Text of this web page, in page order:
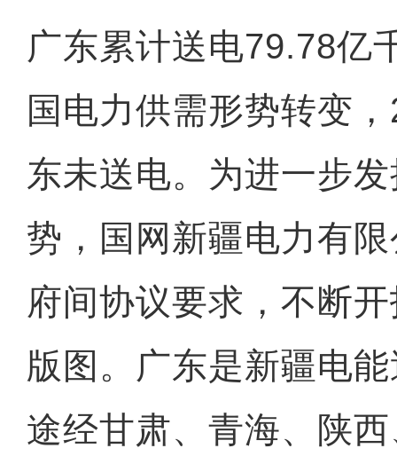
广东累计送电79.78亿
国电力供需形势转变
东未送电。为进一步
势，国网新疆电力有
府间协议要求，不断
版图。广东是新疆电
途经甘肃、青海、陕